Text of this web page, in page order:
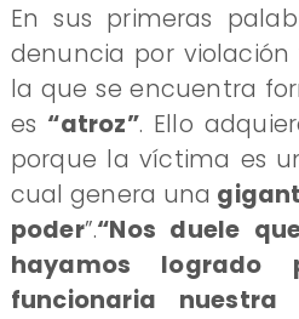
​En sus primeras
denuncia por
la que se encuentra
es “atroz”. Ello
porque la víctima es
cual genera una
poder”.“Nos duele
hayamos logrado
funcionaria